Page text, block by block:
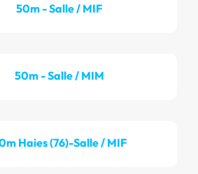
50m - Salle / MIF
50m - Salle / MIM
Haies (76)-Salle / MIF